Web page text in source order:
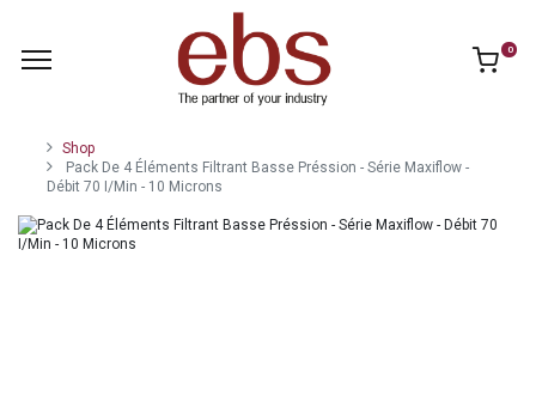
0
Shop
Pack De 4 Éléments Filtrant Basse Préssion - Série Maxiflow -
Débit 70 I/Min - 10 Microns